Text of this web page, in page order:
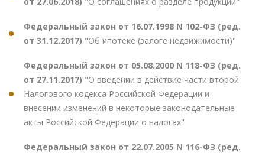
Федеральный закон от 16.07.1998 N 102-ФЗ (ред.
от 31.12.2017) "Об ипотеке (залоге недвижимости)"
Федеральный закон от 05.08.2000 N 118-ФЗ (ред.
от 27.11.2017) "О введении в действие части второй
Налогового кодекса Российской Федерации и
внесении изменений в некоторые законодательные
акты Российской Федерации о налогах"
Федеральный закон от 22.07.2005 N 116-ФЗ (ред.